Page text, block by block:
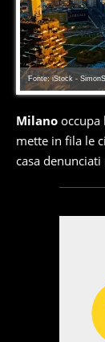
Fonte: iStock -
Milano occupa
mette in fila le
casa